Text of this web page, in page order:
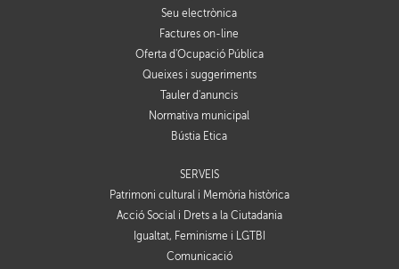
Seu electrònica
Factures on-line
Oferta d'Ocupació Pública
Queixes i suggeriments
Tauler d'anuncis
Normativa municipal
Bústia Ètica
SERVEIS
Patrimoni cultural i Memòria històrica
Acció Social i Drets a la Ciutadania
Igualtat, Feminisme i LGTBI
Comunicació